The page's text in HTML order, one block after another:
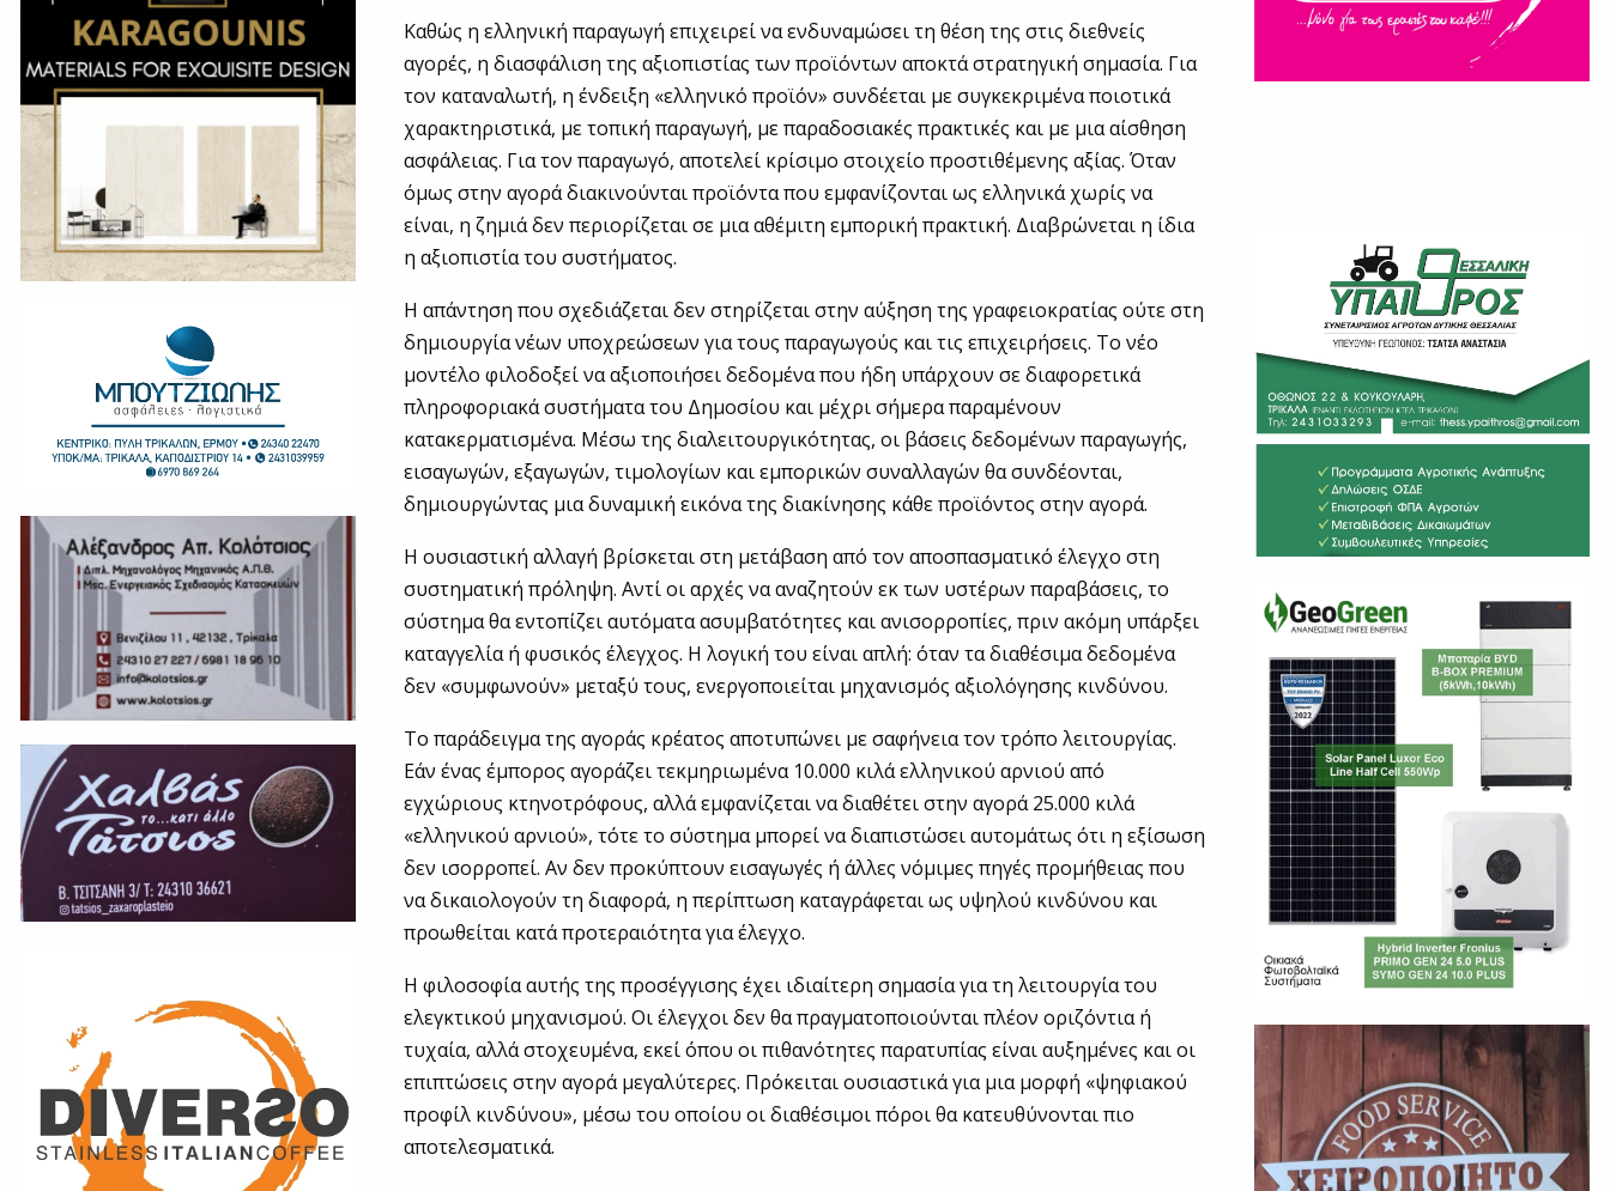
Καθώς η ελληνική παραγωγή επιχειρεί να ενδυναμώσει τη θέση της στις διεθνείς
αγορές, η διασφάλιση της αξιοπιστίας των προϊόντων αποκτά στρατηγική σημασία. Για
τον καταναλωτή, η ένδειξη «ελληνικό προϊόν» συνδέεται με συγκεκριμένα ποιοτικά
χαρακτηριστικά, με τοπική παραγωγή, με παραδοσιακές πρακτικές και με μια αίσθηση
ασφάλειας. Για τον παραγωγό, αποτελεί κρίσιμο στοιχείο προστιθέμενης αξίας. Όταν
όμως στην αγορά διακινούνται προϊόντα που εμφανίζονται ως ελληνικά χωρίς να
είναι, η ζημιά δεν περιορίζεται σε μια αθέμιτη εμπορική πρακτική. Διαβρώνεται η ίδια
η αξιοπιστία του συστήματος.
Η απάντηση που σχεδιάζεται δεν στηρίζεται στην αύξηση της γραφειοκρατίας ούτε στη
δημιουργία νέων υποχρεώσεων για τους παραγωγούς και τις επιχειρήσεις. Το νέο
μοντέλο φιλοδοξεί να αξιοποιήσει δεδομένα που ήδη υπάρχουν σε διαφορετικά
πληροφοριακά συστήματα του Δημοσίου και μέχρι σήμερα παραμένουν
κατακερματισμένα. Μέσω της διαλειτουργικότητας, οι βάσεις δεδομένων παραγωγής,
εισαγωγών, εξαγωγών, τιμολογίων και εμπορικών συναλλαγών θα συνδέονται,
δημιουργώντας μια δυναμική εικόνα της διακίνησης κάθε προϊόντος στην αγορά.
Η ουσιαστική αλλαγή βρίσκεται στη μετάβαση από τον αποσπασματικό έλεγχο στη
συστηματική πρόληψη. Αντί οι αρχές να αναζητούν εκ των υστέρων παραβάσεις, το
σύστημα θα εντοπίζει αυτόματα ασυμβατότητες και ανισορροπίες, πριν ακόμη υπάρξει
καταγγελία ή φυσικός έλεγχος. Η λογική του είναι απλή: όταν τα διαθέσιμα δεδομένα
δεν «συμφωνούν» μεταξύ τους, ενεργοποιείται μηχανισμός αξιολόγησης κινδύνου.
Το παράδειγμα της αγοράς κρέατος αποτυπώνει με σαφήνεια τον τρόπο λειτουργίας.
Εάν ένας έμπορος αγοράζει τεκμηριωμένα 10.000 κιλά ελληνικού αρνιού από
εγχώριους κτηνοτρόφους, αλλά εμφανίζεται να διαθέτει στην αγορά 25.000 κιλά
«ελληνικού αρνιού», τότε το σύστημα μπορεί να διαπιστώσει αυτομάτως ότι η εξίσωση
δεν ισορροπεί. Αν δεν προκύπτουν εισαγωγές ή άλλες νόμιμες πηγές προμήθειας που
να δικαιολογούν τη διαφορά, η περίπτωση καταγράφεται ως υψηλού κινδύνου και
προωθείται κατά προτεραιότητα για έλεγχο.
Η φιλοσοφία αυτής της προσέγγισης έχει ιδιαίτερη σημασία για τη λειτουργία του
ελεγκτικού μηχανισμού. Οι έλεγχοι δεν θα πραγματοποιούνται πλέον οριζόντια ή
τυχαία, αλλά στοχευμένα, εκεί όπου οι πιθανότητες παρατυπίας είναι αυξημένες και οι
επιπτώσεις στην αγορά μεγαλύτερες. Πρόκειται ουσιαστικά για μια μορφή «ψηφιακού
προφίλ κινδύνου», μέσω του οποίου οι διαθέσιμοι πόροι θα κατευθύνονται πιο
αποτελεσματικά.